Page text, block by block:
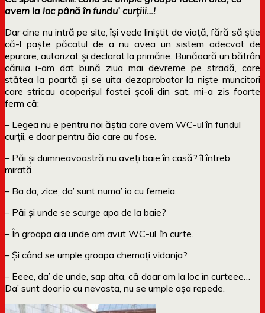
avem la loc până în fundu’ curțiii…!
Dar cine nu intră pe site, își vede liniștit de viață, fără să știe
că-l paște păcatul de a nu avea un sistem adecvat de
epurare, autorizat și declarat la primărie. Bunăoară un bătrân
căruia i-am dat bună ziua mai devreme pe stradă, care
stătea la poartă și se uita dezaprobator la niște muncitori
care stricau acoperișul fostei școli din sat, mi-a zis foarte
ferm că:
– Legea nu e pentru noi ăștia care avem WC-ul în fundul
curții, e doar pentru ăia care au fose.
– Păi și dumneavoastră nu aveți baie în casă? îl întreb
mirată.
– Ba da, zice, da’ sunt numa’ io cu femeia.
– Păi și unde se scurge apa de la baie?
– În groapa aia unde am avut WC-ul, în curte.
– Și când se umple groapa chemați vidanja?
– Eeee, da’ de unde, sap alta, că doar am la loc în curteee…
Da’ sunt doar io cu nevasta, nu se umple așa repede.